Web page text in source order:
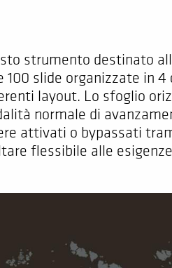
strumento destinato
100 slide organizzate in
layout. Lo sfoglio
normale di
attivati o bypassati
flessibile alle